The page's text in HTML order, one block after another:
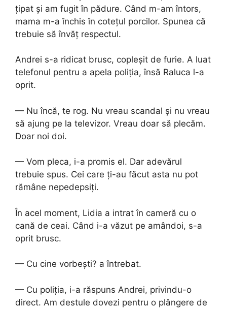
țipat și am fugit în pădure. Când m-am întors,
mama m-a închis în cotețul porcilor. Spunea că
trebuie să învăț respectul.
Andrei s-a ridicat brusc, copleșit de furie. A luat
telefonul pentru a apela poliția, însă Raluca l-a
oprit.
— Nu încă, te rog. Nu vreau scandal și nu vreau
să ajung pe la televizor. Vreau doar să plecăm.
Doar noi doi.
— Vom pleca, i-a promis el. Dar adevărul
trebuie spus. Cei care ți-au făcut asta nu pot
rămâne nepedepsiți.
În acel moment, Lidia a intrat în cameră cu o
cană de ceai. Când i-a văzut pe amândoi, s-a
oprit brusc.
— Cu cine vorbești? a întrebat.
— Cu poliția, i-a răspuns Andrei, privindu-o
direct. Am destule dovezi pentru o plângere de